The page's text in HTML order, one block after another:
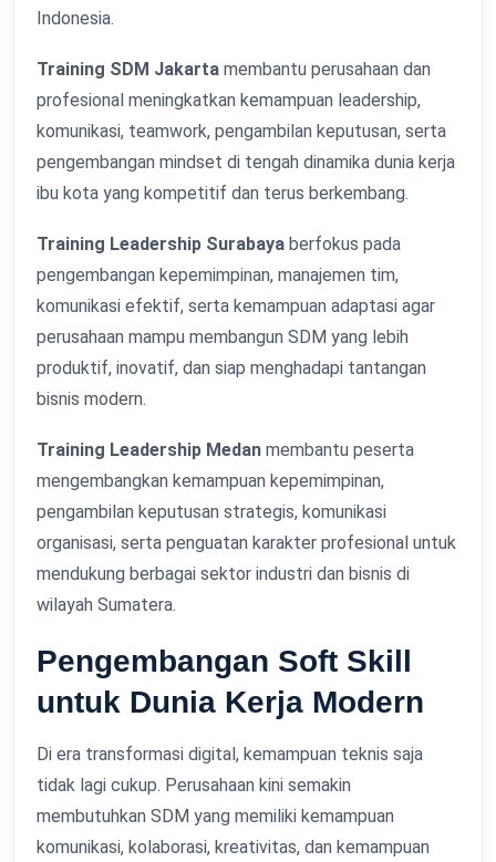
Indonesia.
Training SDM Jakarta membantu perusahaan dan
profesional meningkatkan kemampuan leadership,
komunikasi, teamwork, pengambilan keputusan, serta
pengembangan mindset di tengah dinamika dunia kerja
ibu kota yang kompetitif dan terus berkembang.
Training Leadership Surabaya berfokus pada
pengembangan kepemimpinan, manajemen tim,
komunikasi efektif, serta kemampuan adaptasi agar
perusahaan mampu membangun SDM yang lebih
produktif, inovatif, dan siap menghadapi tantangan
bisnis modern.
Training Leadership Medan membantu peserta
mengembangkan kemampuan kepemimpinan,
pengambilan keputusan strategis, komunikasi
organisasi, serta penguatan karakter profesional untuk
mendukung berbagai sektor industri dan bisnis di
wilayah Sumatera.
Pengembangan Soft Skill
untuk Dunia Kerja Modern
Di era transformasi digital, kemampuan teknis saja
tidak lagi cukup. Perusahaan kini semakin
membutuhkan SDM yang memiliki kemampuan
komunikasi, kolaborasi, kreativitas, dan kemampuan